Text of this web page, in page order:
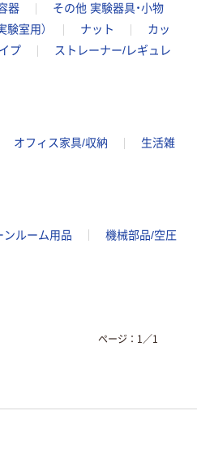
器
その他 実験器具・小物
験室用） ナット
カッ
プ
ストレーナー/レギュレ
オフィス家具/収納
生活雑
ンルーム用品
機械部品/空圧
ページ： 1 ／1